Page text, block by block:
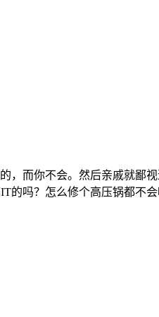
而你不会。然后亲戚就鄙
的吗？怎么修个高压锅都不